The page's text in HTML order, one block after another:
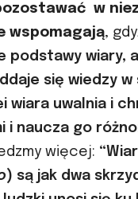
w
wspomagają,
podstawy wiary,
się wiedzy
wiara uwalnia i
i naucza go
więcej:
) są jak dwa